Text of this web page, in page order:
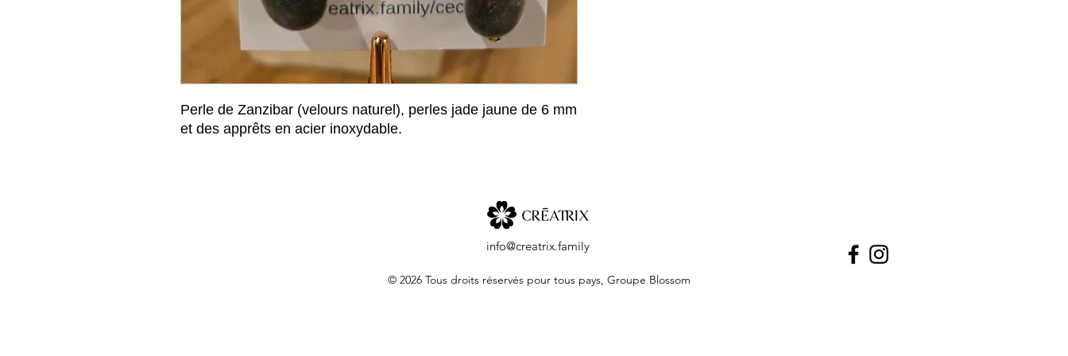
Perle de Zanzibar (velours naturel), perles jade jaune de 6 mm
et des apprêts en acier inoxydable.
info@creatrix.family
© 2026 Tous droits réservés pour tous pays, Groupe Blossom